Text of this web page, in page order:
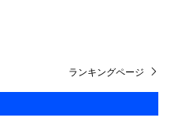
ランキングページ